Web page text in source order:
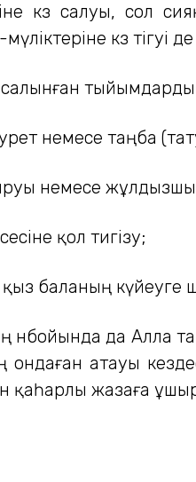
көз салуы, сол
көз тігуі
немесе таңба
немесе
қол тигізу;
баланың күйеуге
өнбойында да Алла
ондаған атауы
жазаға